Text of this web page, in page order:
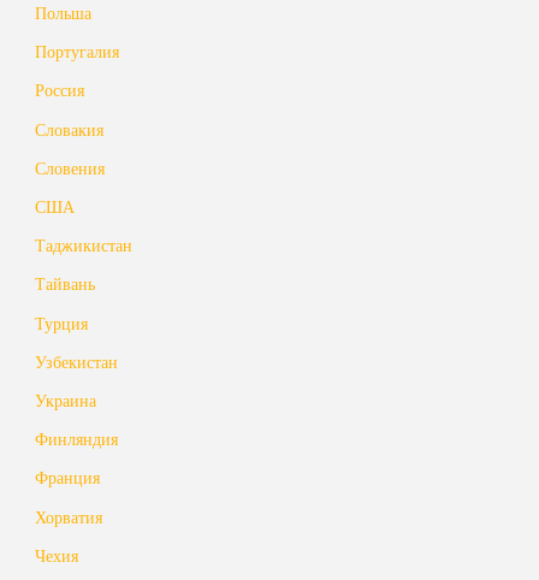
Польша
Португалия
Россия
Словакия
Словения
США
Таджикистан
Тайвань
Турция
Узбекистан
Украина
Финляндия
Франция
Хорватия
Чехия